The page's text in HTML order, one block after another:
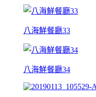
八海鮮餐廳33
八海鮮餐廳34